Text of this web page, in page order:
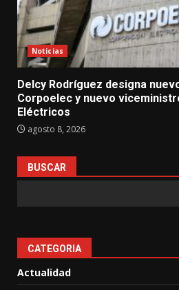
Noticias
Delcy Rodríguez designa
Corpoelec y nuevo
Eléctricos
agosto 8, 2026
BUSCAR
CATEGORIA
Actualidad